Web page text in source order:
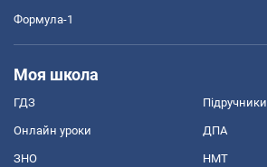
Формула-1
Моя школа
ГДЗ Підручники
Онлайн уроки ДПА
ЗНО НМТ